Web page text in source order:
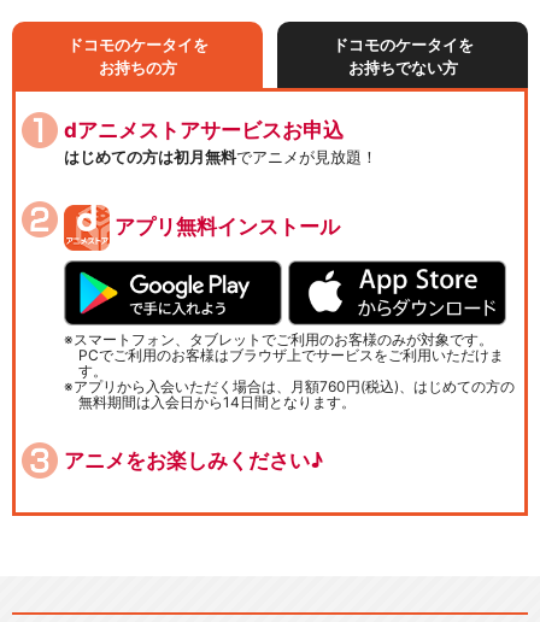
ドコモのケータイを
お持ちの方
ドコモのケータイを
お持ちでない方
dアニメストアサービスお申込
はじめての方は初月無料でアニメが見放題！
アプリ無料インストール
スマートフォン、タブレットでご利用のお客様のみが対象です。
PCでご利用のお客様はブラウザ上でサービスをご利用いただけま
す。
アプリから入会いただく場合は、月額760円(税込)、はじめての方の
無料期間は入会日から14日間となります。
アニメをお楽しみください♪